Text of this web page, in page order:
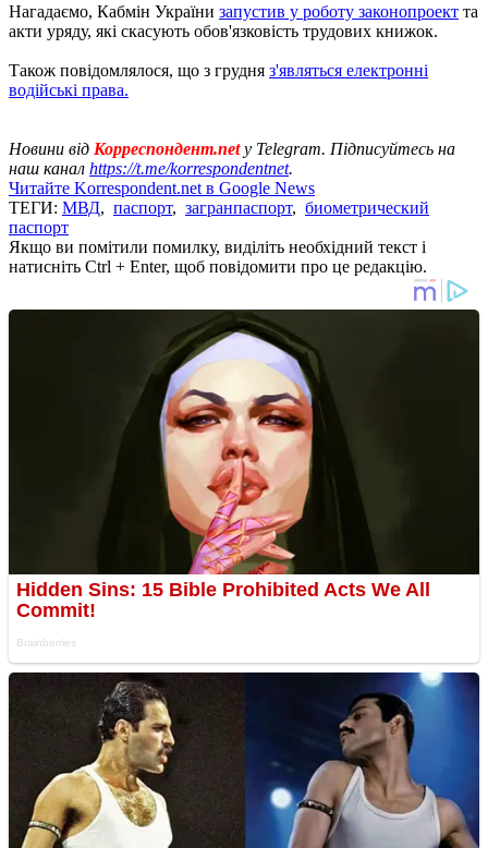
Нагадаємо, Кабмін України запустив у роботу законопроект та
акти уряду, які скасують обов'язковість трудових книжок.
Також повідомлялося, що з грудня з'являться електронні
водійські права.
Новини від Корреспондент.net у Telegram. Підписуйтесь на
наш канал https://t.me/korrespondentnet.
Читайте Korrespondent.net в Google News
ТЕГИ: МВД, паспорт, загранпаспорт, биометрический
паспорт
Якщо ви помітили помилку, виділіть необхідний текст і
натисніть Ctrl + Enter, щоб повідомити про це редакцію.